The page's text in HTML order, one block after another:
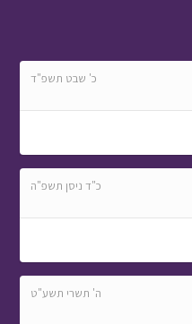
כ' שבט תשפ"ד
כ"ד ניסן תשפ"ה
ה' תשרי תשע"ט